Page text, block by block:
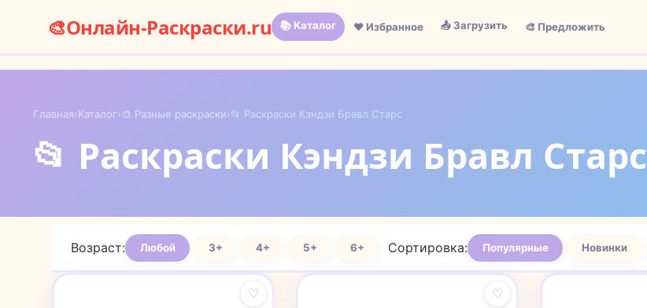
🎨Онлайн-Раскраски.ru 📚 Каталог ❤️ Избранное 📤 Загрузить 🎨 Предложить
Главная›Каталог› 🎨 Разные раскраски›📂 Раскраски Кэндзи Бравл Старс
📂 Раскраски Кэндзи Бравл Старс
Возраст: Любой 3+ 4+ 5+ 6+ Сортировка: Популярные Новинки
♡ ♡